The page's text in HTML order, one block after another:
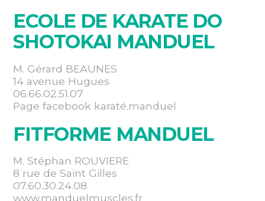
ECOLE DE KARATE DO
SHOTOKAI MANDUEL
M. Gérard BEAUNES
14 avenue Hugues
06.66.02.51.07
Page facebook karaté.manduel
FITFORME MANDUEL
M. Stéphan ROUVIERE
8 rue de Saint Gilles
07.60.30.24.08
www.manduelmuscles.fr